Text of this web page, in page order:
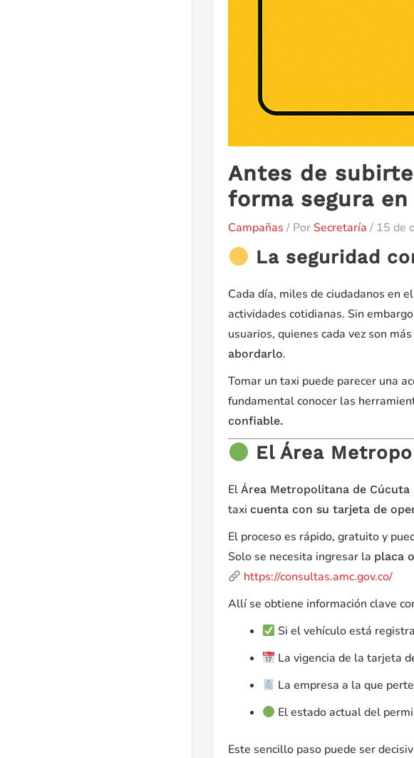
Antes de
forma segura
Campañas / PorSecretaría / 15 de
La seguridad
Cada día, miles de ciudadanos en
actividades cotidianas. Sin
usuarios, quienes cada vez son
abordarlo.
Tomar un taxi puede parecer una
fundamental conocer las
confiable.
El Área
El Área Metropolitana de Cúcuta
taxi cuenta con su tarjeta de
El proceso es rápido, gratuito y
Solo se necesita ingresar la placa
https://consultas.amc.gov.co/
Allí se obtiene información clave
Si el vehículo está
La vigencia de la tarjeta
La empresa a la que
El estado actual del
Este sencillo paso puede ser